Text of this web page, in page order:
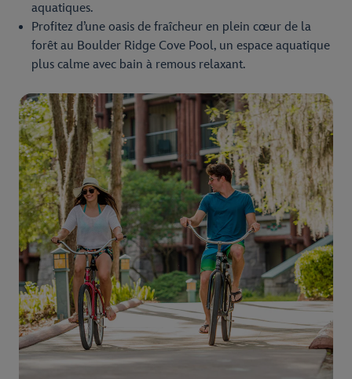
aquatiques.
Profitez d’une oasis de fraîcheur en plein cœur de la
forêt au Boulder Ridge Cove Pool, un espace aquatique
plus calme avec bain à remous relaxant.